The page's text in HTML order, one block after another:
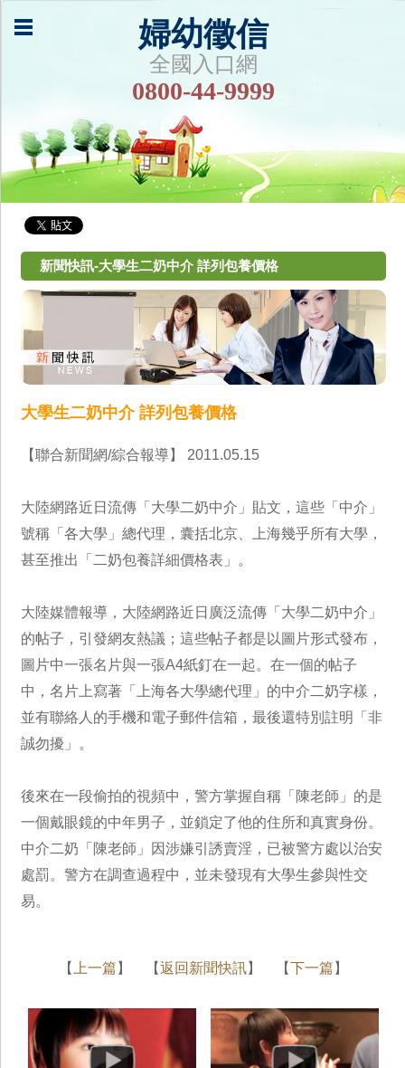
婦幼徵信
全國入口網
0800-44-9999
新聞快訊-大學生二奶中介 詳列包養價格
大學生二奶中介 詳列包養價格
【聯合新聞網/綜合報導】 2011.05.15
大陸網路近日流傳「大學二奶中介」貼文，這些「中介」
號稱「各大學」總代理，囊括北京、上海幾乎所有大學，
甚至推出「二奶包養詳細價格表」。
大陸媒體報導，大陸網路近日廣泛流傳「大學二奶中介」
的帖子，引發網友熱議；這些帖子都是以圖片形式發布，
圖片中一張名片與一張A4紙釘在一起。在一個的帖子
中，名片上寫著「上海各大學總代理」的中介二奶字樣，
並有聯絡人的手機和電子郵件信箱，最後還特別註明「非
誠勿擾」。
後來在一段偷拍的視頻中，警方掌握自稱「陳老師」的是
一個戴眼鏡的中年男子，並鎖定了他的住所和真實身份。
中介二奶「陳老師」因涉嫌引誘賣淫，已被警方處以治安
處罰。警方在調查過程中，並未發現有大學生參與性交
易。
【 上一篇 】 【返回新聞快訊】 【下一篇 】